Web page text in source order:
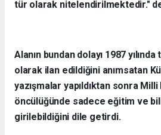
tür olarak nitelendirilmektedir."
Alanın bundan dolayı 1987
olarak ilan edildiğini anımsatan
yazışmalar yapıldıktan sonra
öncülüğünde sadece eğitim ve
girilebildiğini dile getirdi.